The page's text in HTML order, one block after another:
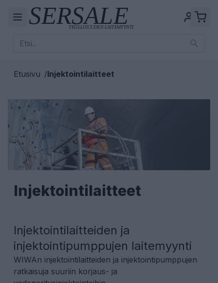
Etusivu /Injektointilaitteet
Injektointilaitteet
Injektointilaitteiden ja
injektointipumppujen laitemyynti
WIWAn injektointilaitteiden ja injektointipumppujen
ratkaisuja suuriin korjaus- ja